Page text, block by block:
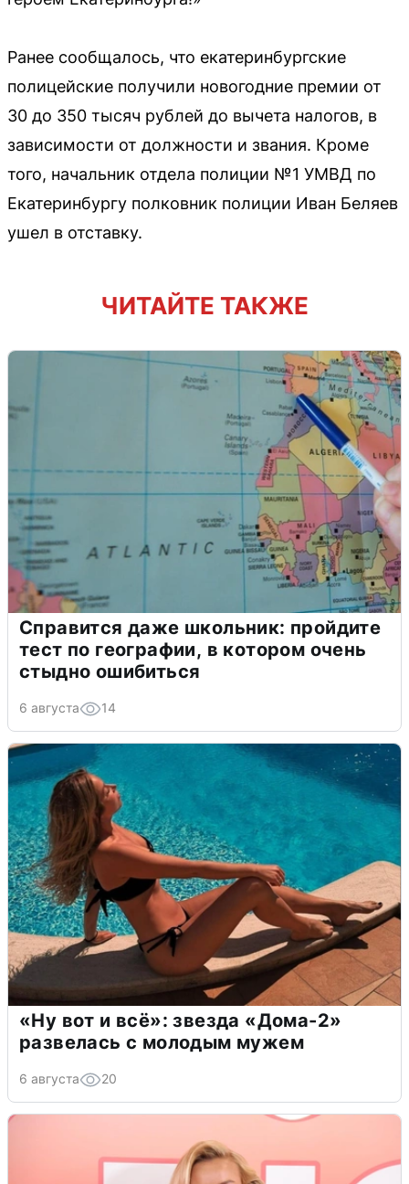
Ранее сообщалось, что екатеринбургские
полицейские получили новогодние премии от
30 до 350 тысяч рублей до вычета налогов, в
зависимости от должности и звания. Кроме
того, начальник отдела полиции №1 УМВД по
Екатеринбургу полковник полиции Иван Беляев
ушел в отставку.
ЧИТАЙТЕ ТАКЖЕ
Справится даже школьник: пройдите
тест по географии, в котором очень
стыдно ошибиться
6 августа 14
«Ну вот и всё»: звезда «Дома-2»
развелась с молодым мужем
6 августа 20